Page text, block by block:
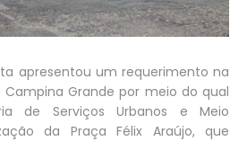
apresentou um requerimento na
Grande por meio do qual
de Serviços Urbanos e Meio
da Praça Félix Araújo, que